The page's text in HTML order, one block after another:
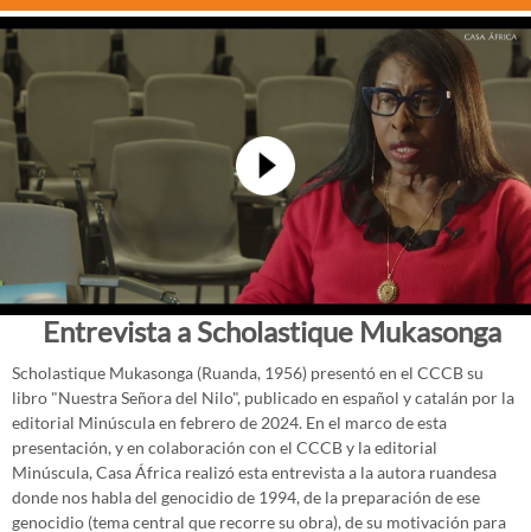
Entrevista a Scholastique Mukasonga
Scholastique Mukasonga (Ruanda, 1956) presentó en el CCCB su
libro "Nuestra Señora del Nilo", publicado en español y catalán por la
editorial Minúscula en febrero de 2024. En el marco de esta
presentación, y en colaboración con el CCCB y la editorial
Minúscula, Casa África realizó esta entrevista a la autora ruandesa
donde nos habla del genocidio de 1994, de la preparación de ese
genocidio (tema central que recorre su obra), de su motivación para